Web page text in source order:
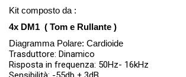
Kit composto da :
4x DM1 ( Tom e Rullante )
Diagramma Polare: Cardioide
Trasduttore: Dinamico
Risposta in frequenza: 50Hz- 16kHz